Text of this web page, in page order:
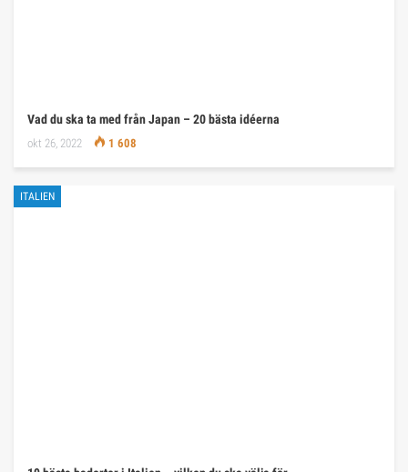
Vad du ska ta med från Japan – 20 bästa idéerna
okt 26, 2022 1 608
ITALIEN